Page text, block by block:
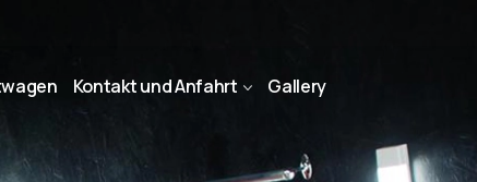
Kontakt und Anfahrt Gallery